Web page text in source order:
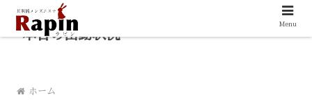
本日の出勤状況
ホーム
Menu